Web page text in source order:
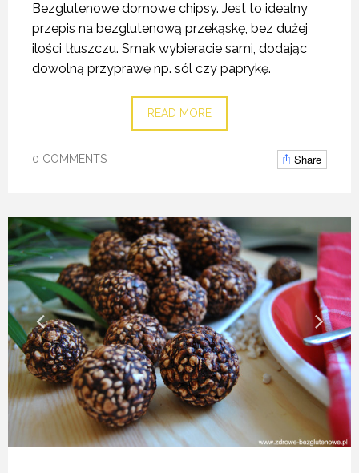
Bezglutenowe domowe chipsy. Jest to idealny
przepis na bezglutenową przekąskę, bez dużej
ilości tłuszczu. Smak wybieracie sami, dodając
dowolną przyprawę np. sól czy paprykę.
READ MORE
0 COMMENTS Share